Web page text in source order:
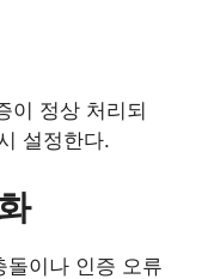
이 정상 처리되
설정한다.
돌이나 인증 오류